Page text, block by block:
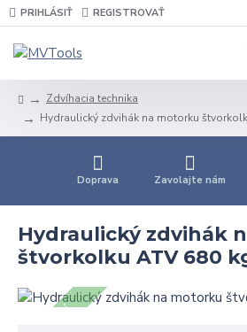
PRIHLÁSIŤ REGISTROVAŤ
Zdvíhacia technika
Hydraulický zdvihák na motorku
Doprava Zavolajte nám
Hydraulický zdvihák
štvorkolku ATV 680